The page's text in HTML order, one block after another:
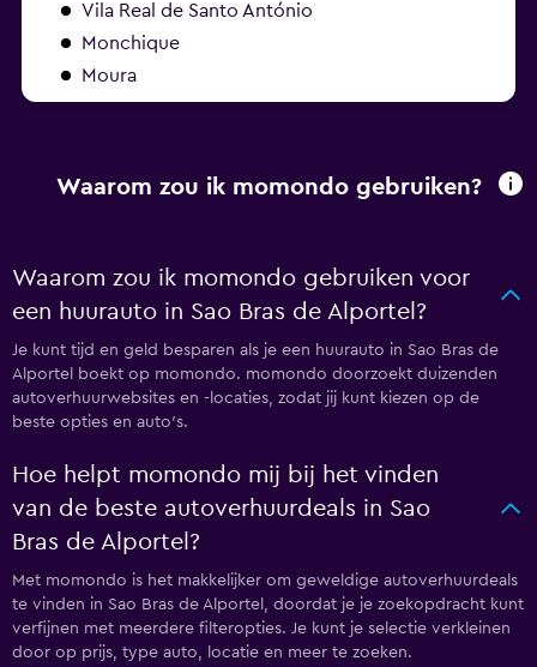
Vila Real de Santo António
Monchique
Moura
Waarom zou ik momondo gebruiken?
Waarom zou ik momondo gebruiken voor
een huurauto in Sao Bras de Alportel?
Je kunt tijd en geld besparen als je een huurauto in Sao Bras de
Alportel boekt op momondo. momondo doorzoekt duizenden
autoverhuurwebsites en -locaties, zodat jij kunt kiezen op de
beste opties en auto's.
Hoe helpt momondo mij bij het vinden
van de beste autoverhuurdeals in Sao
Bras de Alportel?
Met momondo is het makkelijker om geweldige autoverhuurdeals
te vinden in Sao Bras de Alportel, doordat je je zoekopdracht kunt
verfijnen met meerdere filteropties. Je kunt je selectie verkleinen
door op prijs, type auto, locatie en meer te zoeken.